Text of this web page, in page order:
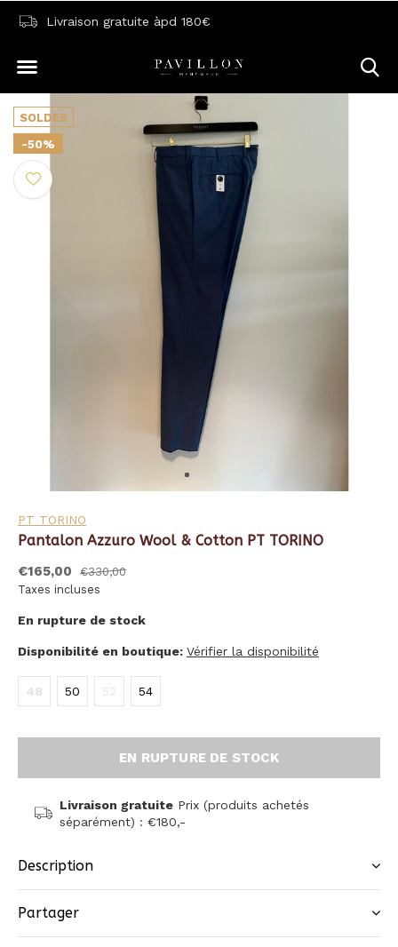
Livraison gratuite àpd 180€
SOLDES
-50%
PT TORINO
Pantalon Azzuro Wool & Cotton PT TORINO
€165,00
€330,00
Taxes incluses
En rupture de stock
Disponibilité en boutique: Vérifier la disponibilité
48 50 52 54
EN RUPTURE DE STOCK
Livraison gratuitePrix (produits achetés
séparément) : €180,-
Description
Partager